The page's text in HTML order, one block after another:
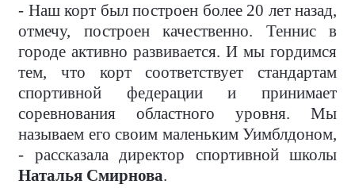
- Наш корт был построен более 20 лет назад,
отмечу, построен качественно. Теннис в
городе активно развивается. И мы гордимся
тем, что корт соответствует стандартам
спортивной федерации и принимает
соревнования областного уровня. Мы
называем его своим маленьким Уимблдоном,
- рассказала директор спортивной школы
Наталья Смирнова.